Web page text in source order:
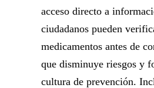
acceso directo a
ciudadanos pueden
medicamentos antes de
que disminuye riesgos y
cultura de prevención.